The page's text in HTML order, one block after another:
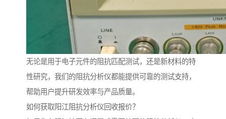
无论是用于电子元件的阻抗匹配测试，还是新材料的特
性研究，我们的阻抗分析仪都能提供可靠的测试支持，
帮助用户提升研发效率与产品质量。
如何获取阳江阻抗分析仪回收报价？